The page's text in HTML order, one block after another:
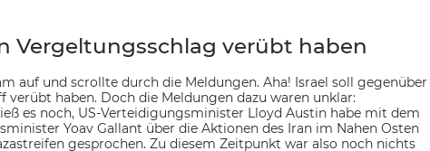
Vergeltungsschlag verübt haben
auf und scrollte durch die Meldungen. Aha! Israel soll gegenüber
haben. Doch die Meldungen dazu waren unklar:
es noch, US-Verteidigungsminister Lloyd Austin habe mit dem
Yoav Gallant über die Aktionen des Iran im Nahen Osten
gesprochen. Zu diesem Zeitpunkt war also noch nichts